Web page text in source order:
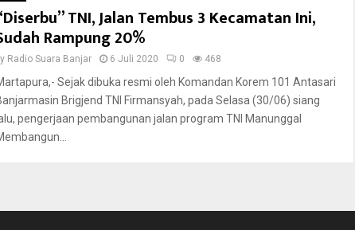
TNI, Jalan Tembus 3 Kecamatan Ini,
Rampung 20%
Radio Suara Banjar 6 Juli 2020 0 468
Sejak dibuka resmi oleh Komandan Korem 101 Antasari
Brigjend TNI Firmansyah, pada Selasa (30/06) siang
pengerjaan pembangunan jalan program TNI Manunggal